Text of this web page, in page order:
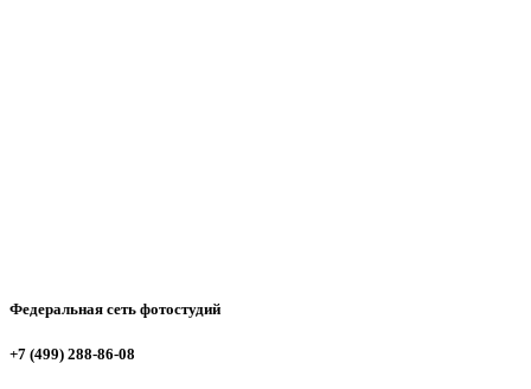
Федеральная сеть фотостудий
+7 (499) 288-86-08